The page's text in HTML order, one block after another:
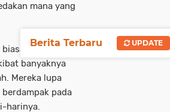
mana yang
yang lazimnya
banyaknya
Mereka lupa
pada
harinya.
Berita Terbaru UPDATE